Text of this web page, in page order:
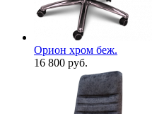
Орион хром беж.
16 800 руб.